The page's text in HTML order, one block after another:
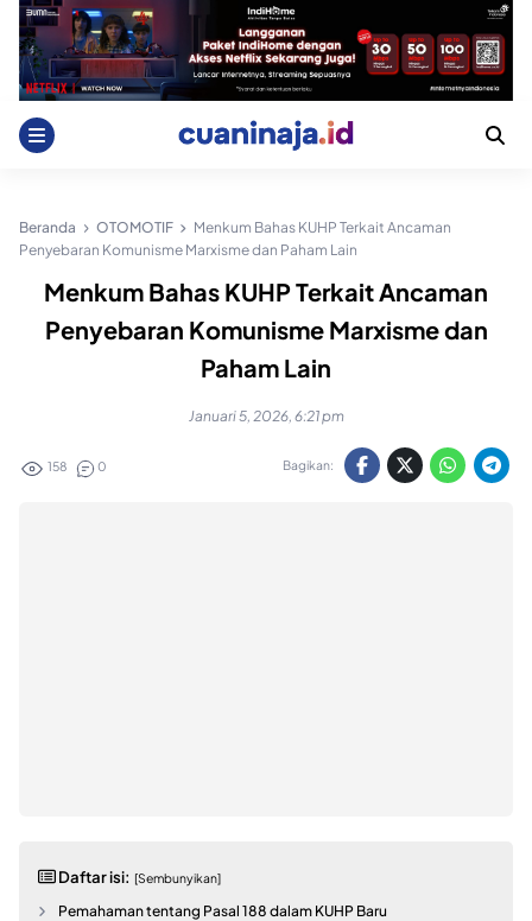
Skip
content
Beranda OTOMOTIF
Menkum Bahas KUHP Terkait Ancaman
Penyebaran Komunisme Marxisme dan Paham Lain
Menkum Bahas KUHP Terkait Ancaman
Penyebaran Komunisme Marxisme dan
Paham Lain
Januari 5, 2026, 6:21 pm
158 0 Bagikan:
Daftar isi: [Sembunyikan]
Pemahaman tentang Pasal 188 dalam KUHP Baru